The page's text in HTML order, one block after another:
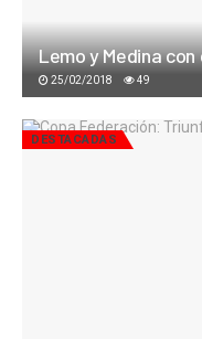
Lemo y Medina
25/02/2018 49
DESTACADAS